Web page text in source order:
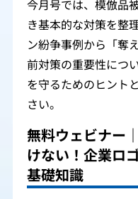
き基本的な対策を整
ン紛争事例から「奪
前対策の重要性につ
を守るためのヒント
さい。
無料ウェビナー
けない！企業ロ
基礎知識